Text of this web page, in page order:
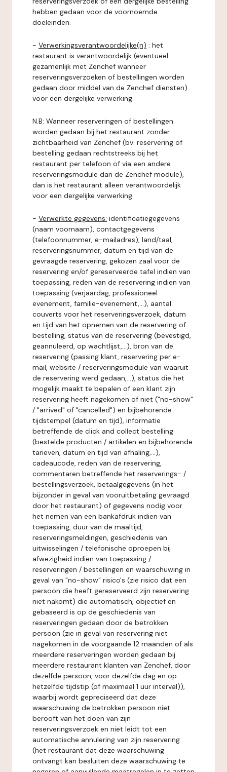
hebben gedaan voor de voornoemde
doeleinden.
- Verwerkingsverantwoordelijke(n) : het
restaurant is verantwoordelijk (eventueel
gezamenlijk met Zenchef wanneer
reserveringsverzoeken of bestellingen worden
gedaan door middel van de Zenchef diensten)
voor een dergelijke verwerking.
N.B: Wanneer reserveringen of bestellingen
worden gedaan bij het restaurant zonder
zichtbaarheid van Zenchef (bv: reservering of
bestelling gedaan rechtstreeks bij het
restaurant per telefoon of via een andere
reserveringsmodule dan de Zenchef module),
dan is het restaurant alleen verantwoordelijk
voor een dergelijke verwerking.
- Verwerkte gegevens: identificatiegegevens
(naam voornaam), contactgegevens
(telefoonnummer, e-mailadres), land/taal,
reserveringsnummer, datum en tijd van de
gevraagde reservering, gekozen zaal voor de
reservering en/of gereserveerde tafel indien van
toepassing, reden van de reservering indien van
toepassing (verjaardag, professioneel
evenement, familie-evenement,...), aantal
couverts voor het reserveringsverzoek, datum
en tijd van het opnemen van de reservering of
bestelling, status van de reservering (bevestigd,
geannuleerd, op wachtlijst,...), bron van de
reservering (passing klant, reservering per e-
mail, website / reserveringsmodule van waaruit
de reservering werd gedaan,...), status die het
mogelijk maakt te bepalen of een klant zijn
reservering heeft nagekomen of niet ("no-show"
/ "arrived" of "cancelled") en bijbehorende
tijdstempel (datum en tijd), informatie
betreffende de click and collect bestelling
(bestelde producten / artikelen en bijbehorende
tarieven, datum en tijd van afhaling,...),
cadeaucode, reden van de reservering,
commentaren betreffende het reserverings- /
bestellingsverzoek, betaalgegevens (in het
bijzonder in geval van vooruitbetaling gevraagd
door het restaurant) of gegevens nodig voor
het nemen van een bankafdruk indien van
toepassing, duur van de maaltijd,
reserveringsmeldingen, geschiedenis van
uitwisselingen / telefonische oproepen bij
afwezigheid indien van toepassing /
reserveringen / bestellingen en waarschuwing in
geval van "no-show" risico's (zie risico dat een
persoon die heeft gereserveerd zijn reservering
niet nakomt) die automatisch, objectief en
gebaseerd is op de geschiedenis van
reserveringen gedaan door de betrokken
persoon (zie in geval van reservering niet
nagekomen in de voorgaande 12 maanden of als
meerdere reserveringen worden gedaan bij
meerdere restaurant klanten van Zenchef, door
dezelfde persoon, voor dezelfde dag en op
hetzelfde tijdstip (of maximaal 1 uur interval)),
waarbij wordt gepreciseerd dat deze
waarschuwing de betrokken persoon niet
berooft van het doen van zijn
reserveringsverzoek en niet leidt tot een
automatische annulering van zijn reservering
(het restaurant dat deze waarschuwing
ontvangt kan besluiten deze waarschuwing te